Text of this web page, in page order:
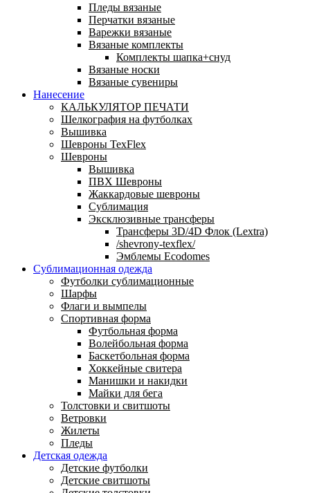
Пледы вязаные
Перчатки вязаные
Варежки вязаные
Вязаные комплекты
Комплекты шапка+снуд
Вязаные носки
Вязаные сувениры
Нанесение
КАЛЬКУЛЯТОР ПЕЧАТИ
Шелкография на футболках
Вышивка
Шевроны TexFlex
Шевроны
Вышивка
ПВХ Шевроны
Жаккардовые шевроны
Сублимация
Эксклюзивные трансферы
Трансферы 3D/4D Флок (Lextra)
/shevrony-texflex/
Эмблемы Ecodomes
Сублимационная одежда
Футболки сублимационные
Шарфы
Флаги и вымпелы
Спортивная форма
Футбольная форма
Волейбольная форма
Баскетбольная форма
Хоккейные свитера
Манишки и накидки
Майки для бега
Толстовки и свитшоты
Ветровки
Жилеты
Пледы
Детская одежда
Детские футболки
Детские свитшоты